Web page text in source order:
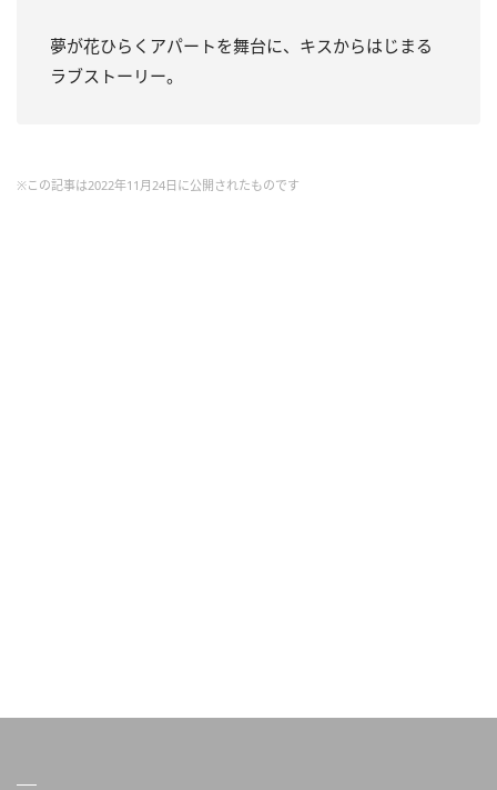
夢が花ひらくアパートを舞台に、キスからはじまる
ラブストーリー。
※この記事は2022年11月24日に公開されたものです